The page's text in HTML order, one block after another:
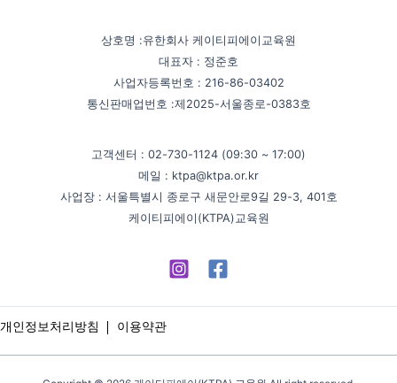
상호명 :유한회사 케이티피에이교육원
대표자 : 정준호
사업자등록번호 : 216-86-03402
통신판매업번호 :제2025-서울종로-0383호
고객센터 : 02-730-1124 (09:30 ~ 17:00)
메일 : ktpa@ktpa.or.kr
사업장 : 서울특별시 종로구 새문안로9길 29-3, 401호
케이티피에이(KTPA)교육원
개인정보처리방침 이용약관